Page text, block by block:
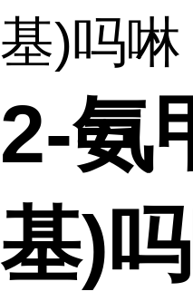
基)吗啉
2-氨
基)